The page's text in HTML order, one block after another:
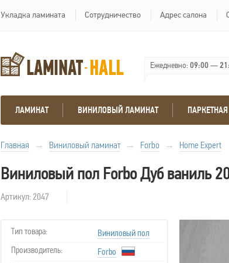
Укладка ламината Сотрудничество Адрес салона
Ежедневно:09:00—
ЛАМИНАТ ВИНИЛОВЫЙ ЛАМИНАТ
Главная → Виниловый ламинат → Forbo → Home Expert
Виниловый пол Forbo Дуб ваниль
Артикул: 2047
Тип товара:
Виниловый пол
Производитель:
Forbo